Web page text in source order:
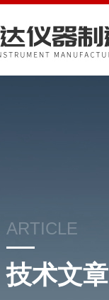
ARTICLE
技术文章